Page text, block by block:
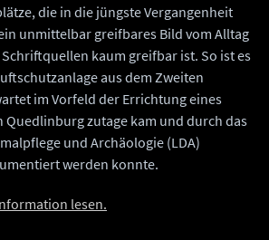
die in die jüngste Vergangenheit
unmittelbar greifbares Bild vom Alltag
kaum greifbar ist. So ist es
aus dem Zweiten
im Vorfeld der Errichtung eines
Quedlinburg zutage kam und durch das
und Archäologie (LDA)
werden konnte.
lesen.